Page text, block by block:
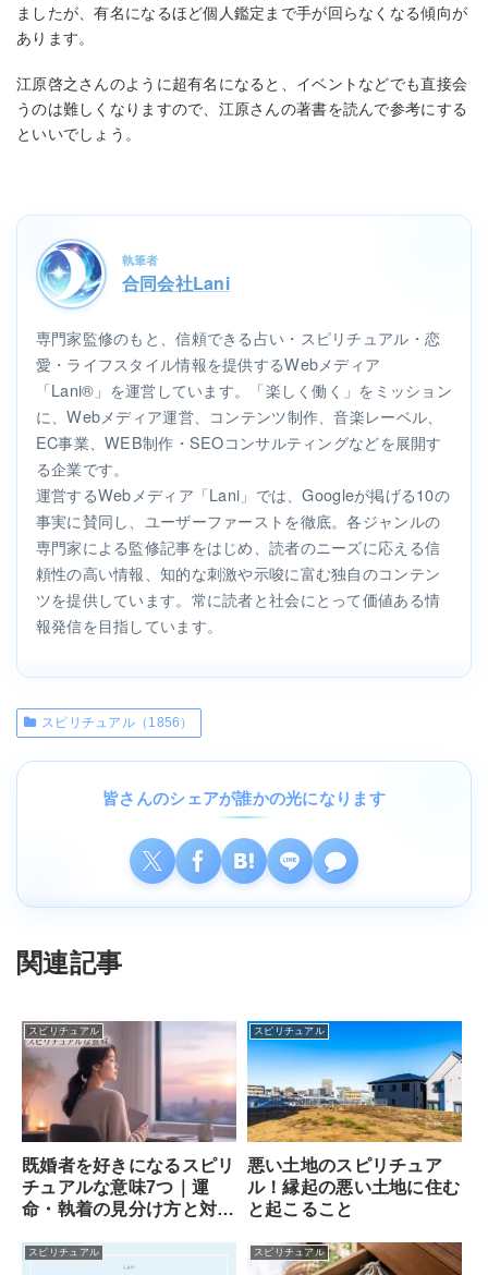
ましたが、有名になるほど個人鑑定まで手が回らなくなる傾向が
あります。
江原啓之さんのように超有名になると、イベントなどでも直接会
うのは難しくなりますので、江原さんの著書を読んで参考にする
といいでしょう。
執筆者
合同会社Lani
専門家監修のもと、信頼できる占い・スピリチュアル・恋
愛・ライフスタイル情報を提供するWebメディア
「Lani®」を運営しています。「楽しく働く」をミッション
に、Webメディア運営、コンテンツ制作、音楽レーベル、
EC事業、WEB制作・SEOコンサルティングなどを展開す
る企業です。
運営するWebメディア「Lani」では、Googleが掲げる10の
事実に賛同し、ユーザーファーストを徹底。各ジャンルの
専門家による監修記事をはじめ、読者のニーズに応える信
頼性の高い情報、知的な刺激や示唆に富む独自のコンテン
ツを提供しています。常に読者と社会にとって価値ある情
報発信を目指しています。
スピリチュアル（1856）
皆さんのシェアが誰かの光になります
関連記事
スピリチュアル
既婚者を好きになるスピリ
チュアルな意味7つ｜運
命・執着の見分け方と対処
スピリチュアル
悪い土地のスピリチュア
ル！縁起の悪い土地に住む
と起こること
スピリチュアル スピリチュアル